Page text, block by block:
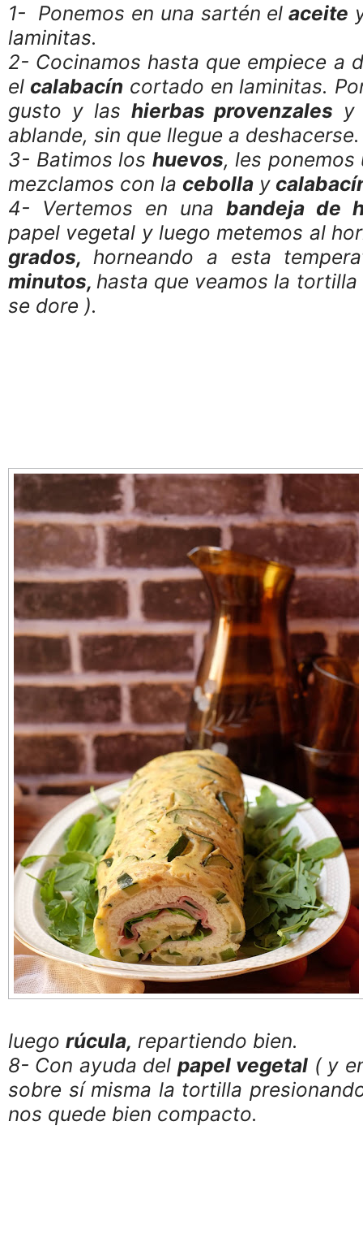
1- Ponemos en una sartén el aceite
laminitas.
2- Cocinamos hasta que empiece a
el calabacín cortado en laminitas.
gusto y las hierbas provenzales y
ablande, sin que llegue a deshacerse.
3- Batimos los huevos, les
mezclamos con la cebolla y
4- Vertemos en una bandeja de
papel vegetal y luego metemos al
grados, horneando a esta
minutos,hasta que veamos la
se dore ).
luego rúcula, repartiendo bien.
8- Con ayuda del papel vegetal ( y
sobre sí misma la tortilla
nos quede bien compacto.